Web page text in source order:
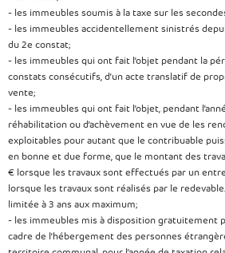
- les immeubles soumis à la taxe sur les
- les immeubles accidentellement sinistrés
du 2e constat;
- les immeubles qui ont fait l’objet pendant la
constats consécutifs, d’un acte translatif de
vente;
- les immeubles qui ont fait l’objet, pendant
réhabilitation ou d’achèvement en vue de les
exploitables pour autant que le contribuable
en bonne et due forme, que le montant des
€ lorsque les travaux sont effectués par un
lorsque les travaux sont réalisés par le
limitée à 3 ans aux maximum;
- les immeubles mis à disposition gratuitement
cadre de l’hébergement des personnes